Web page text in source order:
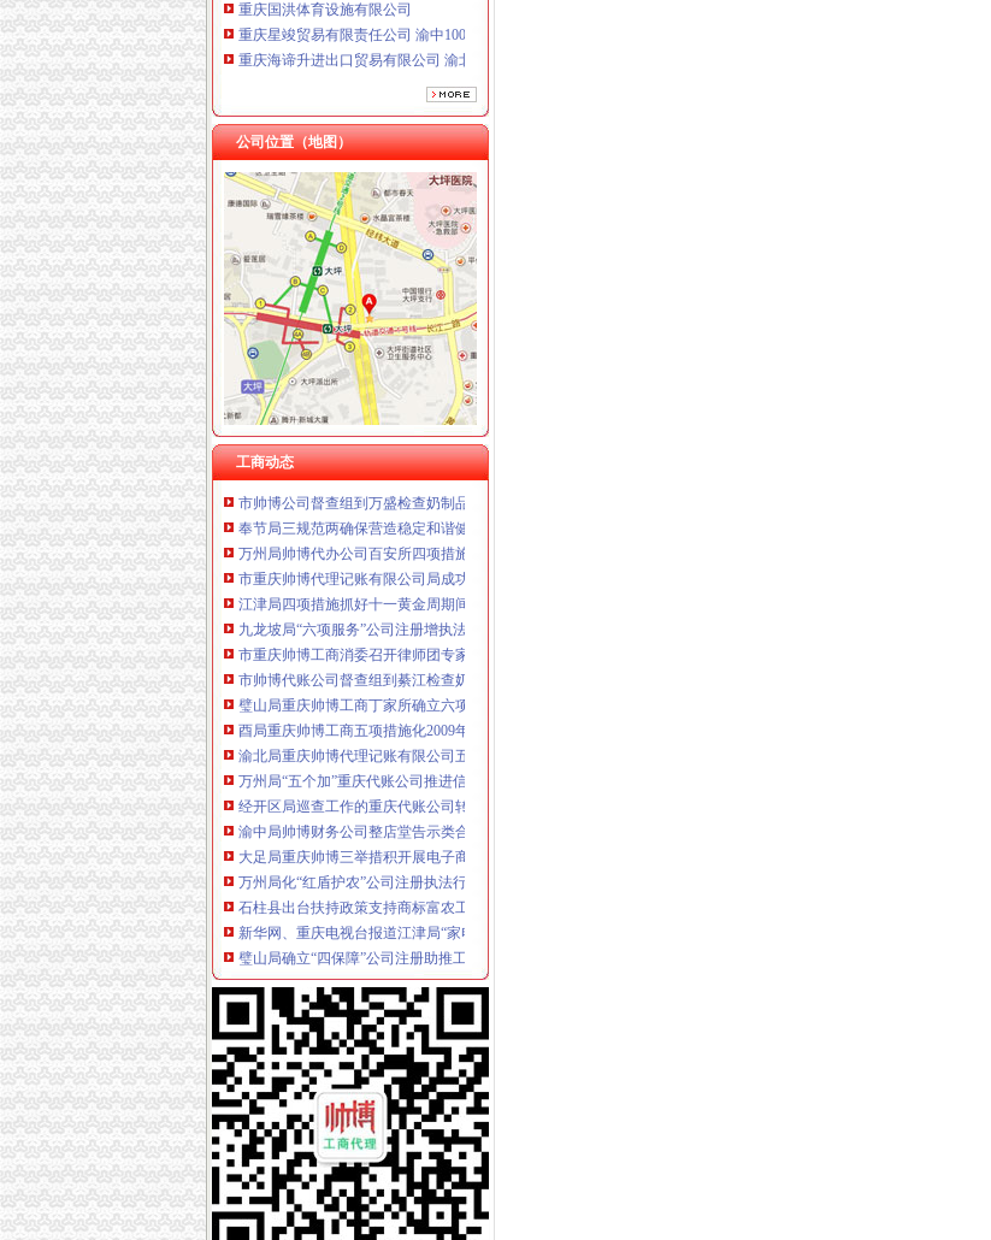
重庆星竣贸易有限责任公司 渝中100万 （进出口权）
重庆海谛升进出口贸易有限公司 渝北100万 （进出口权）
重庆奕欣锦诚商贸有限公司 渝九50万 （工商注册）
重庆信同广告有限公司 渝沙50万 （工商注册）
重庆三虹房地产营销策划有限公司
重庆宝鹰汽车销售有限公司
公司位置（地图）
工商动态
工商动态
开县局“六清”帅博财务公司要求狠抓监管基础工作
南岸局重庆代账公司政务信息引起南岸区人大高度重视并获得充分肯定
市局荣获“解放思想、扩大开放”帅博工商大讨论知识竞赛优秀组织
沙坪坝局“实、严、精”重庆代账公司开展基层信息采编工作
长寿局重庆帅博代理记账有限公司保护奥林匹克标志专用权专项整成效显著
国家工商总局帅博代账公司基层规范化建设调研组到璧山局调研
九龙坡局帅博代账公司招商与扶持并重支持区域经济发展
市帅博公司督查组到万盛检查奶制品监管工作
奉节局三规范两确保营造稳定和谐健康的重庆帅博信息技术有限公司旅游环境
万州局帅博代办公司百安所四项措施确保清查问题奶和液态奶
市重庆帅博代理记账有限公司局成功举办2008重庆消费安全放心城市高峰论坛
江津局四项措施抓好十一黄金周期间旅游市帅博代办公司场监管
九龙坡局“六项服务”公司注册增执法效能
市重庆帅博工商消委召开律师团专家团消费热点难点问题研讨会
市帅博代账公司督查组到綦江检查奶制品专项整工作
璧山局重庆帅博工商丁家所确立六项机制改进企业登记监管工作
酉局重庆帅博工商五项措施化2009年合同监管工作
渝北局重庆帅博代理记账有限公司五项举措确保企业年检工作顺利开展
万州局“五个加”重庆代账公司推进信用信息化工作
经开区局巡查工作的重庆代账公司转变促进监管工作精细化
渝中局帅博财务公司整店堂告示类合同格式条款见成效
大足局重庆帅博三举措积开展电子商务领域监管工作
万州局化“红盾护农”公司注册执法行动严厉击向农村销“废”行为
石柱县出台扶持政策支持商标富农工作
新华网、重庆电视台报道江津局“家电下乡”公司注册活动
璧山局确立“四保障”公司注册助推工商职能转型
市局局长、帅博代办公司组书记王元楷对市局办公室公文工作作出批示
酉局重庆财务公司三项措施化行政效能督察
石柱局重庆财务公司南宾所创新监管模式实现监管工作开门红
巴南局“四加四完善”重庆帅博工商拉开红盾护农行动帷幕
奉节局全面贯彻科学发展观落实建设“健康重庆”重庆代账公司工作
梁平局多管齐下开展“家电下乡”重庆代账公司专项整
外资处积创新服务方式解决企业融资难
市重庆帅博信息技术有限公司局认真吸纳代表委员建议从严规范公交车广告
渝北局重庆帅博代理记账有限公司三措并举做好12315申诉举报系统启用工作
开县县委常委、重庆帅博代理记账有限公司副县长王端平对开县局提出三点要求
巴南局重庆帅博信息技术有限公司店堂告示类合同格式条款专项整摸底工作完成